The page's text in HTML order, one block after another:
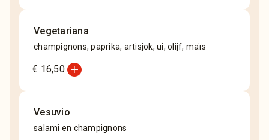
Vegetariana
champignons, paprika, artisjok, ui, olijf, maïs
€ 16,50add_circle
Vesuvio
salami en champignons